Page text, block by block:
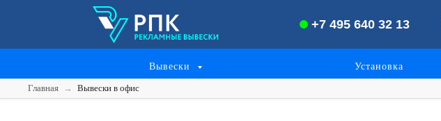
+7 495 640 32 13
Вывески Установка
Главная → Вывески в офис